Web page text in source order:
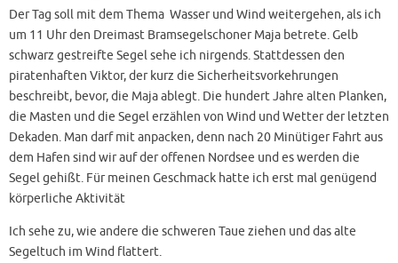
Der Tag soll mit dem Thema Wasser und Wind weitergehen, als ich
um 11 Uhr den Dreimast Bramsegelschoner Maja betrete. Gelb
schwarz gestreifte Segel sehe ich nirgends. Stattdessen den
piratenhaften Viktor, der kurz die Sicherheitsvorkehrungen
beschreibt, bevor, die Maja ablegt. Die hundert Jahre alten Planken,
die Masten und die Segel erzählen von Wind und Wetter der letzten
Dekaden. Man darf mit anpacken, denn nach 20 Minütiger Fahrt aus
dem Hafen sind wir auf der offenen Nordsee und es werden die
Segel gehißt. Für meinen Geschmack hatte ich erst mal genügend
körperliche Aktivität
Ich sehe zu, wie andere die schweren Taue ziehen und das alte
Segeltuch im Wind flattert.